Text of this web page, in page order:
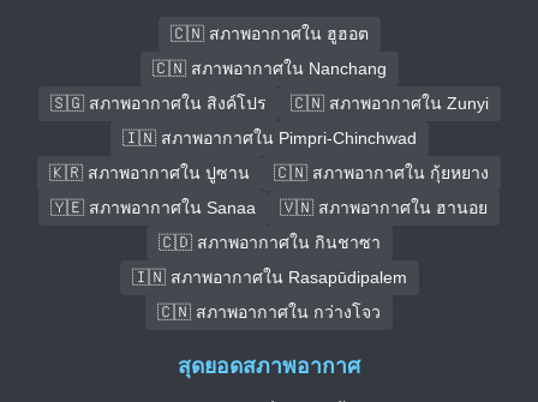
🇨🇳 สภาพอากาศใน ฮูฮอต
🇨🇳 สภาพอากาศใน Nanchang
🇸🇬 สภาพอากาศใน สิงค์โปร
🇨🇳 สภาพอากาศใน Zunyi
🇮🇳 สภาพอากาศใน Pimpri-Chinchwad
🇰🇷 สภาพอากาศใน ปูซาน
🇨🇳 สภาพอากาศใน กุ้ยหยาง
🇾🇪 สภาพอากาศใน Sanaa
🇻🇳 สภาพอากาศใน ฮานอย
🇨🇩 สภาพอากาศใน กินชาซา
🇮🇳 สภาพอากาศใน Rasapūdipalem
🇨🇳 สภาพอากาศใน กว่างโจว
สุดยอดสภาพอากาศ